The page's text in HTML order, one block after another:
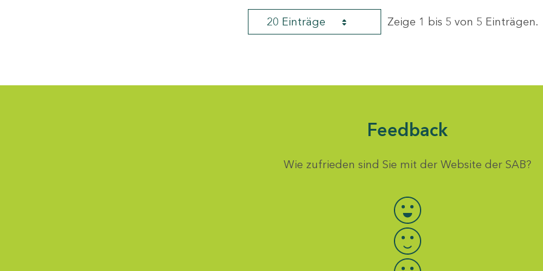
20 Einträge Zeige 1 bis 5 von 5 Einträgen.
Feedback
Wie zufrieden sind Sie mit der Website der SAB?
Bewertung auswählen